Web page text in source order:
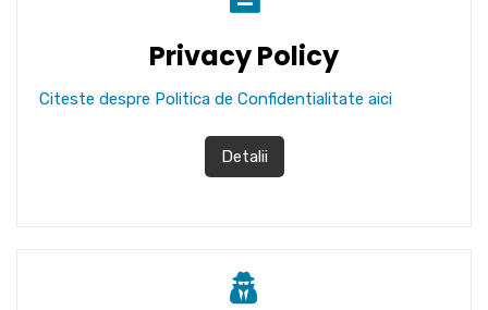
Privacy Policy
Citeste despre Politica de Confidentialitate aici
Detalii